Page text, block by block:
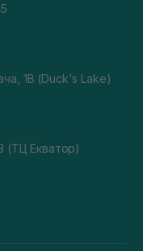
1В (Duck's Lake)
(ТЦ Екватор)